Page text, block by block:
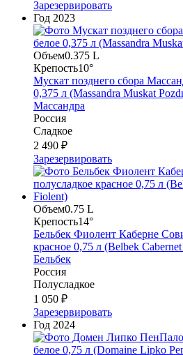
Зарезервировать
Год 2023
Объем0.375 L
Крепость10°
Мускат позднего сбора
0,375 л (Massandra Muskat
Массандра
Россия
Сладкое
2 490 ₽
Зарезервировать
Объем0.75 L
Крепость14°
Бельбек Фиолент Каберне
красное 0,75 л (Belbek
Бельбек
Россия
Полусладкое
1 050 ₽
Зарезервировать
Год 2024